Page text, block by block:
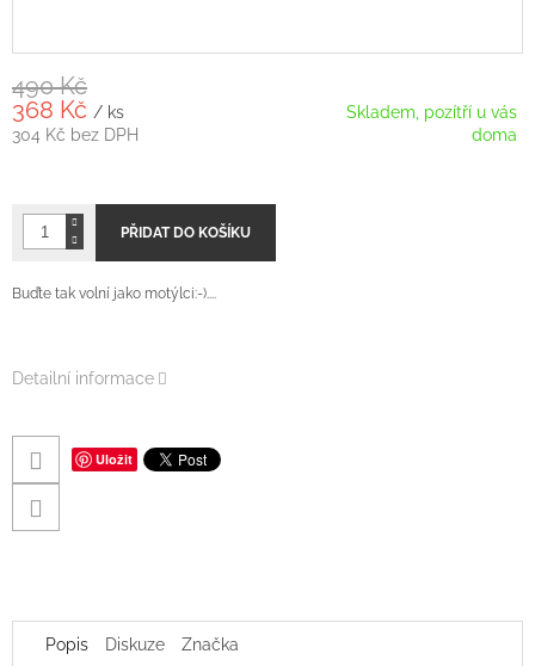
490 Kč
368 Kč / ks
304 Kč bez DPH
Skladem, pozítří u vás
doma
PŘIDAT DO KOŠÍKU
Buďte tak volní jako motýlci:-)....
Detailní informace
Uložit
Popis Diskuze Značka